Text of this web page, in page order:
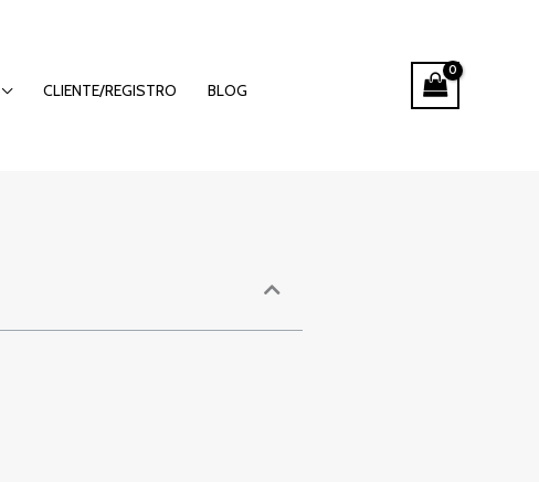
CLIENTE/REGISTRO BLOG
online